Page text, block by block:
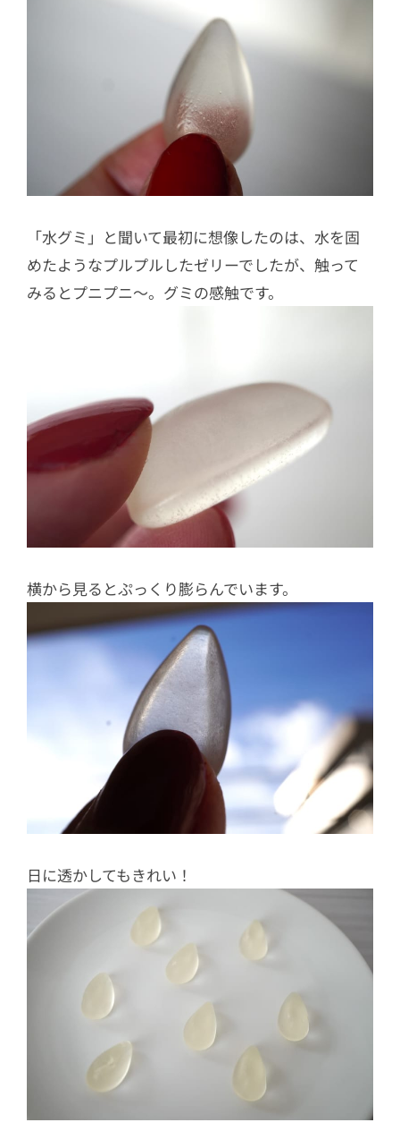
「水グミ」と聞いて最初に想像したのは、水を固
めたようなプルプルしたゼリーでしたが、触って
みるとプニプニ〜。グミの感触です。
横から見るとぷっくり膨らんでいます。
日に透かしてもきれい！